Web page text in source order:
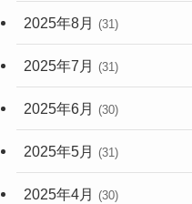
2025年8月 (31)
2025年7月 (31)
2025年6月 (30)
2025年5月 (31)
2025年4月 (30)